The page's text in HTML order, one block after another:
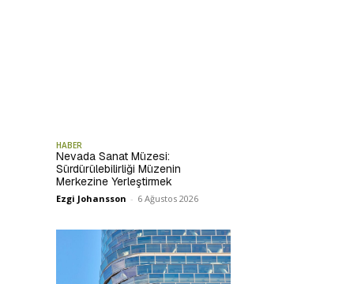
HABER
Nevada Sanat Müzesi:
Sürdürülebilirliği Müzenin
Merkezine Yerleştirmek
Ezgi Johansson - 6 Ağustos 2026